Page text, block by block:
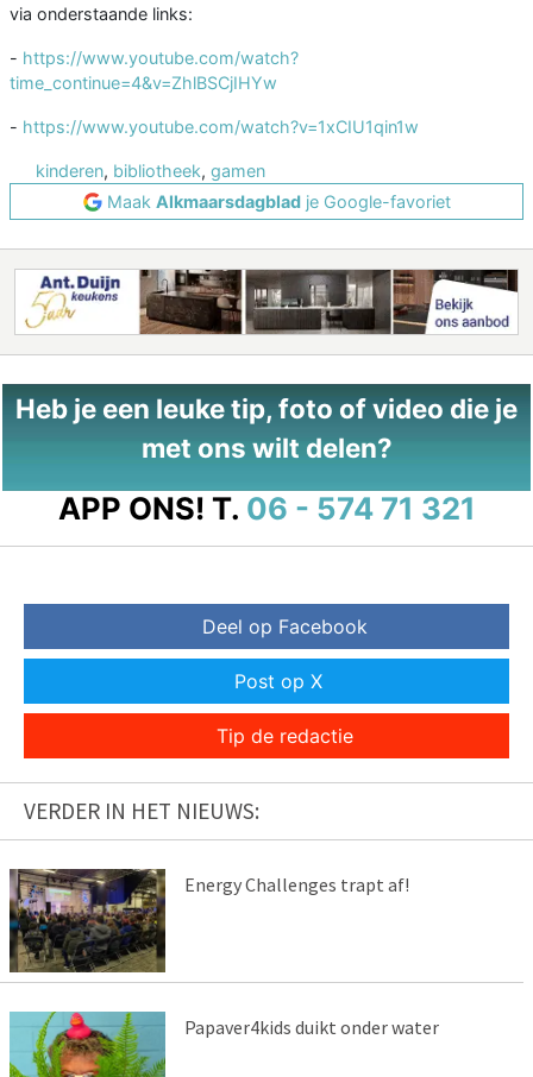
via onderstaande links:
- https://www.youtube.com/watch?
time_continue=4&v=ZhlBSCjIHYw
- https://www.youtube.com/watch?v=1xCIU1qin1w
kinderen, bibliotheek, gamen
Maak Alkmaarsdagbladje Google-favoriet
Heb je een leuke tip, foto of video die je
met ons wilt delen?
APP ONS! T. 06 - 574 71 321
Deel op Facebook
Post op X
Tip de redactie
VERDER IN HET NIEUWS:
Energy Challenges trapt af!
Papaver4kids duikt onder water